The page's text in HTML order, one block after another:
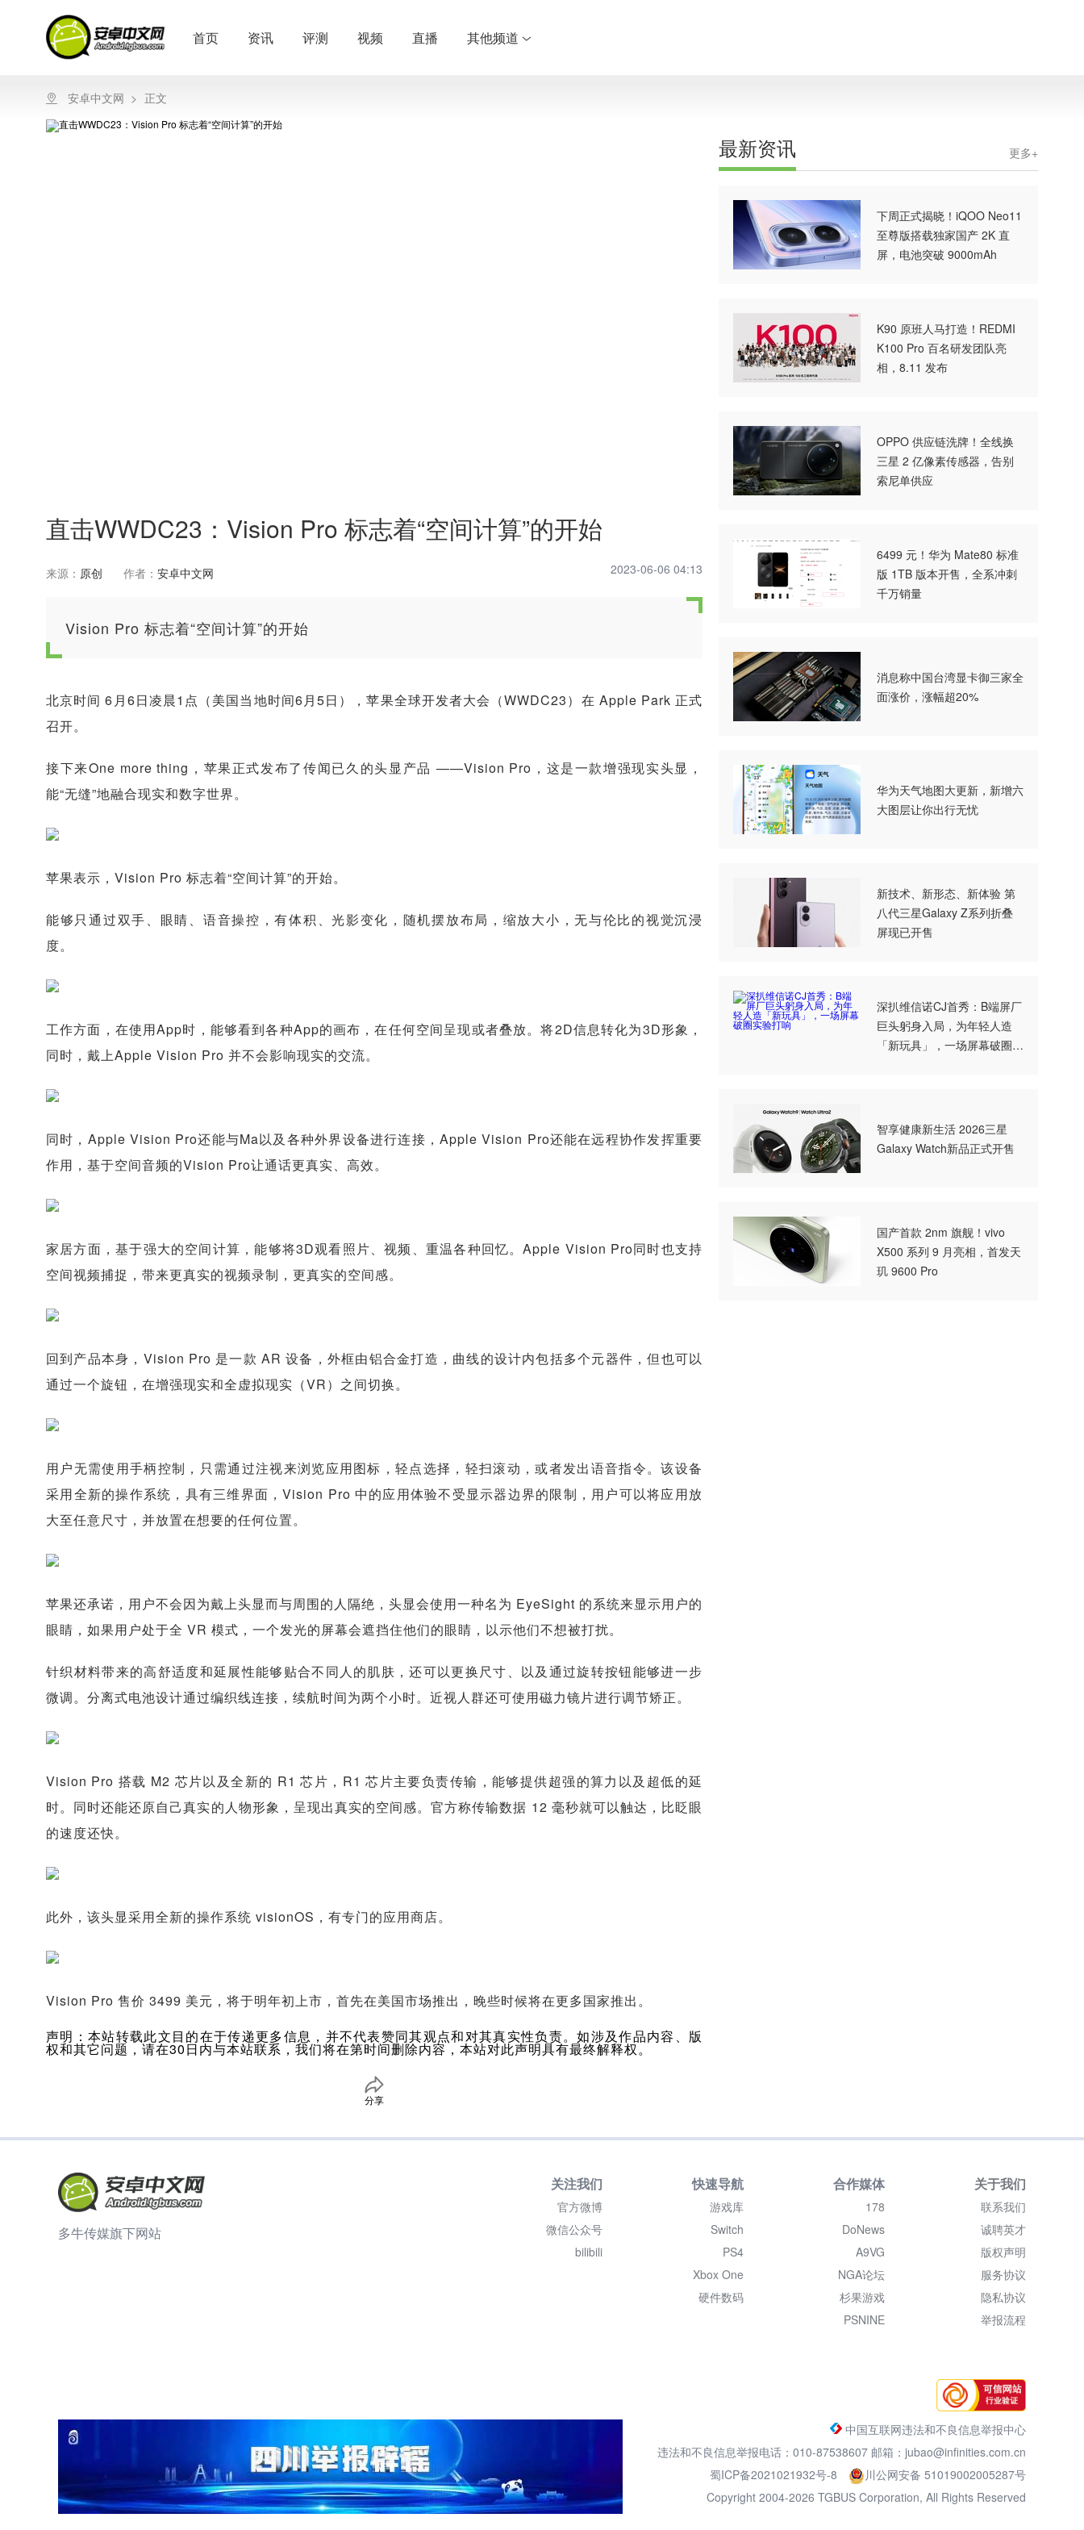
首页 资讯 评测 视频 直播 其他频道
安卓中文网 > 正文
直击WWDC23：Vision Pro 标志着“空间计算”的开始
来源： 原创 作者： 安卓中文网 2023-06-06 04:13
Vision Pro 标志着“空间计算”的开始
北京时间 6月6日凌晨1点（美国当地时间6月5日），苹果全球开发者大会（WWDC23）在 Apple Park 正式
召开。
接下来One more thing，苹果正式发布了传闻已久的头显产品 ——Vision Pro，这是一款增强现实头显，
能“无缝”地融合现实和数字世界。
苹果表示，Vision Pro 标志着“空间计算”的开始。
能够只通过双手、眼睛、语音操控，有体积、光影变化，随机摆放布局，缩放大小，无与伦比的视觉沉浸
度。
工作方面，在使用App时，能够看到各种App的画布，在任何空间呈现或者叠放。将2D信息转化为3D形象，
同时，戴上Apple Vision Pro 并不会影响现实的交流。
同时，Apple Vision Pro还能与Ma以及各种外界设备进行连接，Apple Vision Pro还能在远程协作发挥重要
作用，基于空间音频的Vision Pro让通话更真实、高效。
家居方面，基于强大的空间计算，能够将3D观看照片、视频、重温各种回忆。Apple Vision Pro同时也支持
空间视频捕捉，带来更真实的视频录制，更真实的空间感。
回到产品本身，Vision Pro 是一款 AR 设备，外框由铝合金打造，曲线的设计内包括多个元器件，但也可以
通过一个旋钮，在增强现实和全虚拟现实（VR）之间切换。
用户无需使用手柄控制，只需通过注视来浏览应用图标，轻点选择，轻扫滚动，或者发出语音指令。该设备
采用全新的操作系统，具有三维界面，Vision Pro 中的应用体验不受显示器边界的限制，用户可以将应用放
大至任意尺寸，并放置在想要的任何位置。
苹果还承诺，用户不会因为戴上头显而与周围的人隔绝，头显会使用一种名为 EyeSight 的系统来显示用户的
眼睛，如果用户处于全 VR 模式，一个发光的屏幕会遮挡住他们的眼睛，以示他们不想被打扰。
针织材料带来的高舒适度和延展性能够贴合不同人的肌肤，还可以更换尺寸、以及通过旋转按钮能够进一步
微调。分离式电池设计通过编织线连接，续航时间为两个小时。近视人群还可使用磁力镜片进行调节矫正。
Vision Pro 搭载 M2 芯片以及全新的 R1 芯片，R1 芯片主要负责传输，能够提供超强的算力以及超低的延
时。同时还能还原自己真实的人物形象，呈现出真实的空间感。官方称传输数据 12 毫秒就可以触达，比眨眼
的速度还快。
此外，该头显采用全新的操作系统 visionOS，有专门的应用商店。
Vision Pro 售价 3499 美元，将于明年初上市，首先在美国市场推出，晚些时候将在更多国家推出。
声明：本站转载此文目的在于传递更多信息，并不代表赞同其观点和对其真实性负责。如涉及作品内容、版
权和其它问题，请在30日内与本站联系，我们将在第时间删除内容，本站对此声明具有最终解释权。
分享
最新资讯 更多+
下周正式揭晓！iQOO Neo11
至尊版搭载独家国产 2K 直
屏，电池突破 9000mAh
K90 原班人马打造！REDMI
K100 Pro 百名研发团队亮
相，8.11 发布
OPPO 供应链洗牌！全线换
三星 2 亿像素传感器，告别
索尼单供应
6499 元！华为 Mate80 标准
版 1TB 版本开售，全系冲刺
千万销量
消息称中国台湾显卡御三家全
面涨价，涨幅超20%
华为天气地图大更新，新增六
大图层让你出行无忧
新技术、新形态、新体验 第
八代三星Galaxy Z系列折叠
屏现已开售
深扒维信诺CJ首秀：B端屏厂
巨头躬身入局，为年轻人造
「新玩具」，一场屏幕破圈实
智享健康新生活 2026三星
Galaxy Watch新品正式开售
国产首款 2nm 旗舰！vivo
X500 系列 9 月亮相，首发天
玑 9600 Pro
多牛传媒旗下网站
关注我们
官方微博
微信公众号
bilibili
快速导航
游戏库
Switch
PS4
Xbox One
硬件数码
合作媒体
178
DoNews
A9VG
NGA论坛
杉果游戏
PSNINE
关于我们
联系我们
诚聘英才
版权声明
服务协议
隐私协议
举报流程
中国互联网违法和不良信息举报中心
违法和不良信息举报电话：010-87538607 邮箱：jubao@infinities.com.cn
蜀ICP备2021021932号-8
川公网安备 51019002005287号
Copyright 2004-2026 TGBUS Corporation, All Rights Reserved